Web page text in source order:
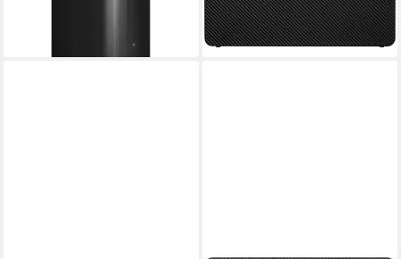
ab 378,62 €
18,81 €mtl. in 24 Raten
in 1-2 Werktagen bei dir